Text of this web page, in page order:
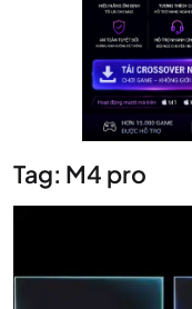
Tag: M4 pro